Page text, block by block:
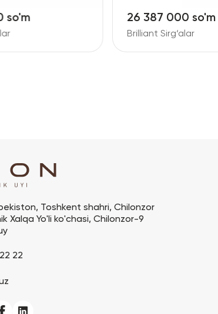
so'm 26 387 000 so'm
Brilliant Sirg‘alar
Toshkent shahri, Chilonzor
Xalqa Yo'li ko'chasi, Chilonzor-9
22